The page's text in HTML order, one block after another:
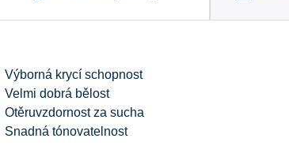
Výborná krycí schopnost
Velmi dobrá bělost
Otěruvzdornost za sucha
Snadná tónovatelnost